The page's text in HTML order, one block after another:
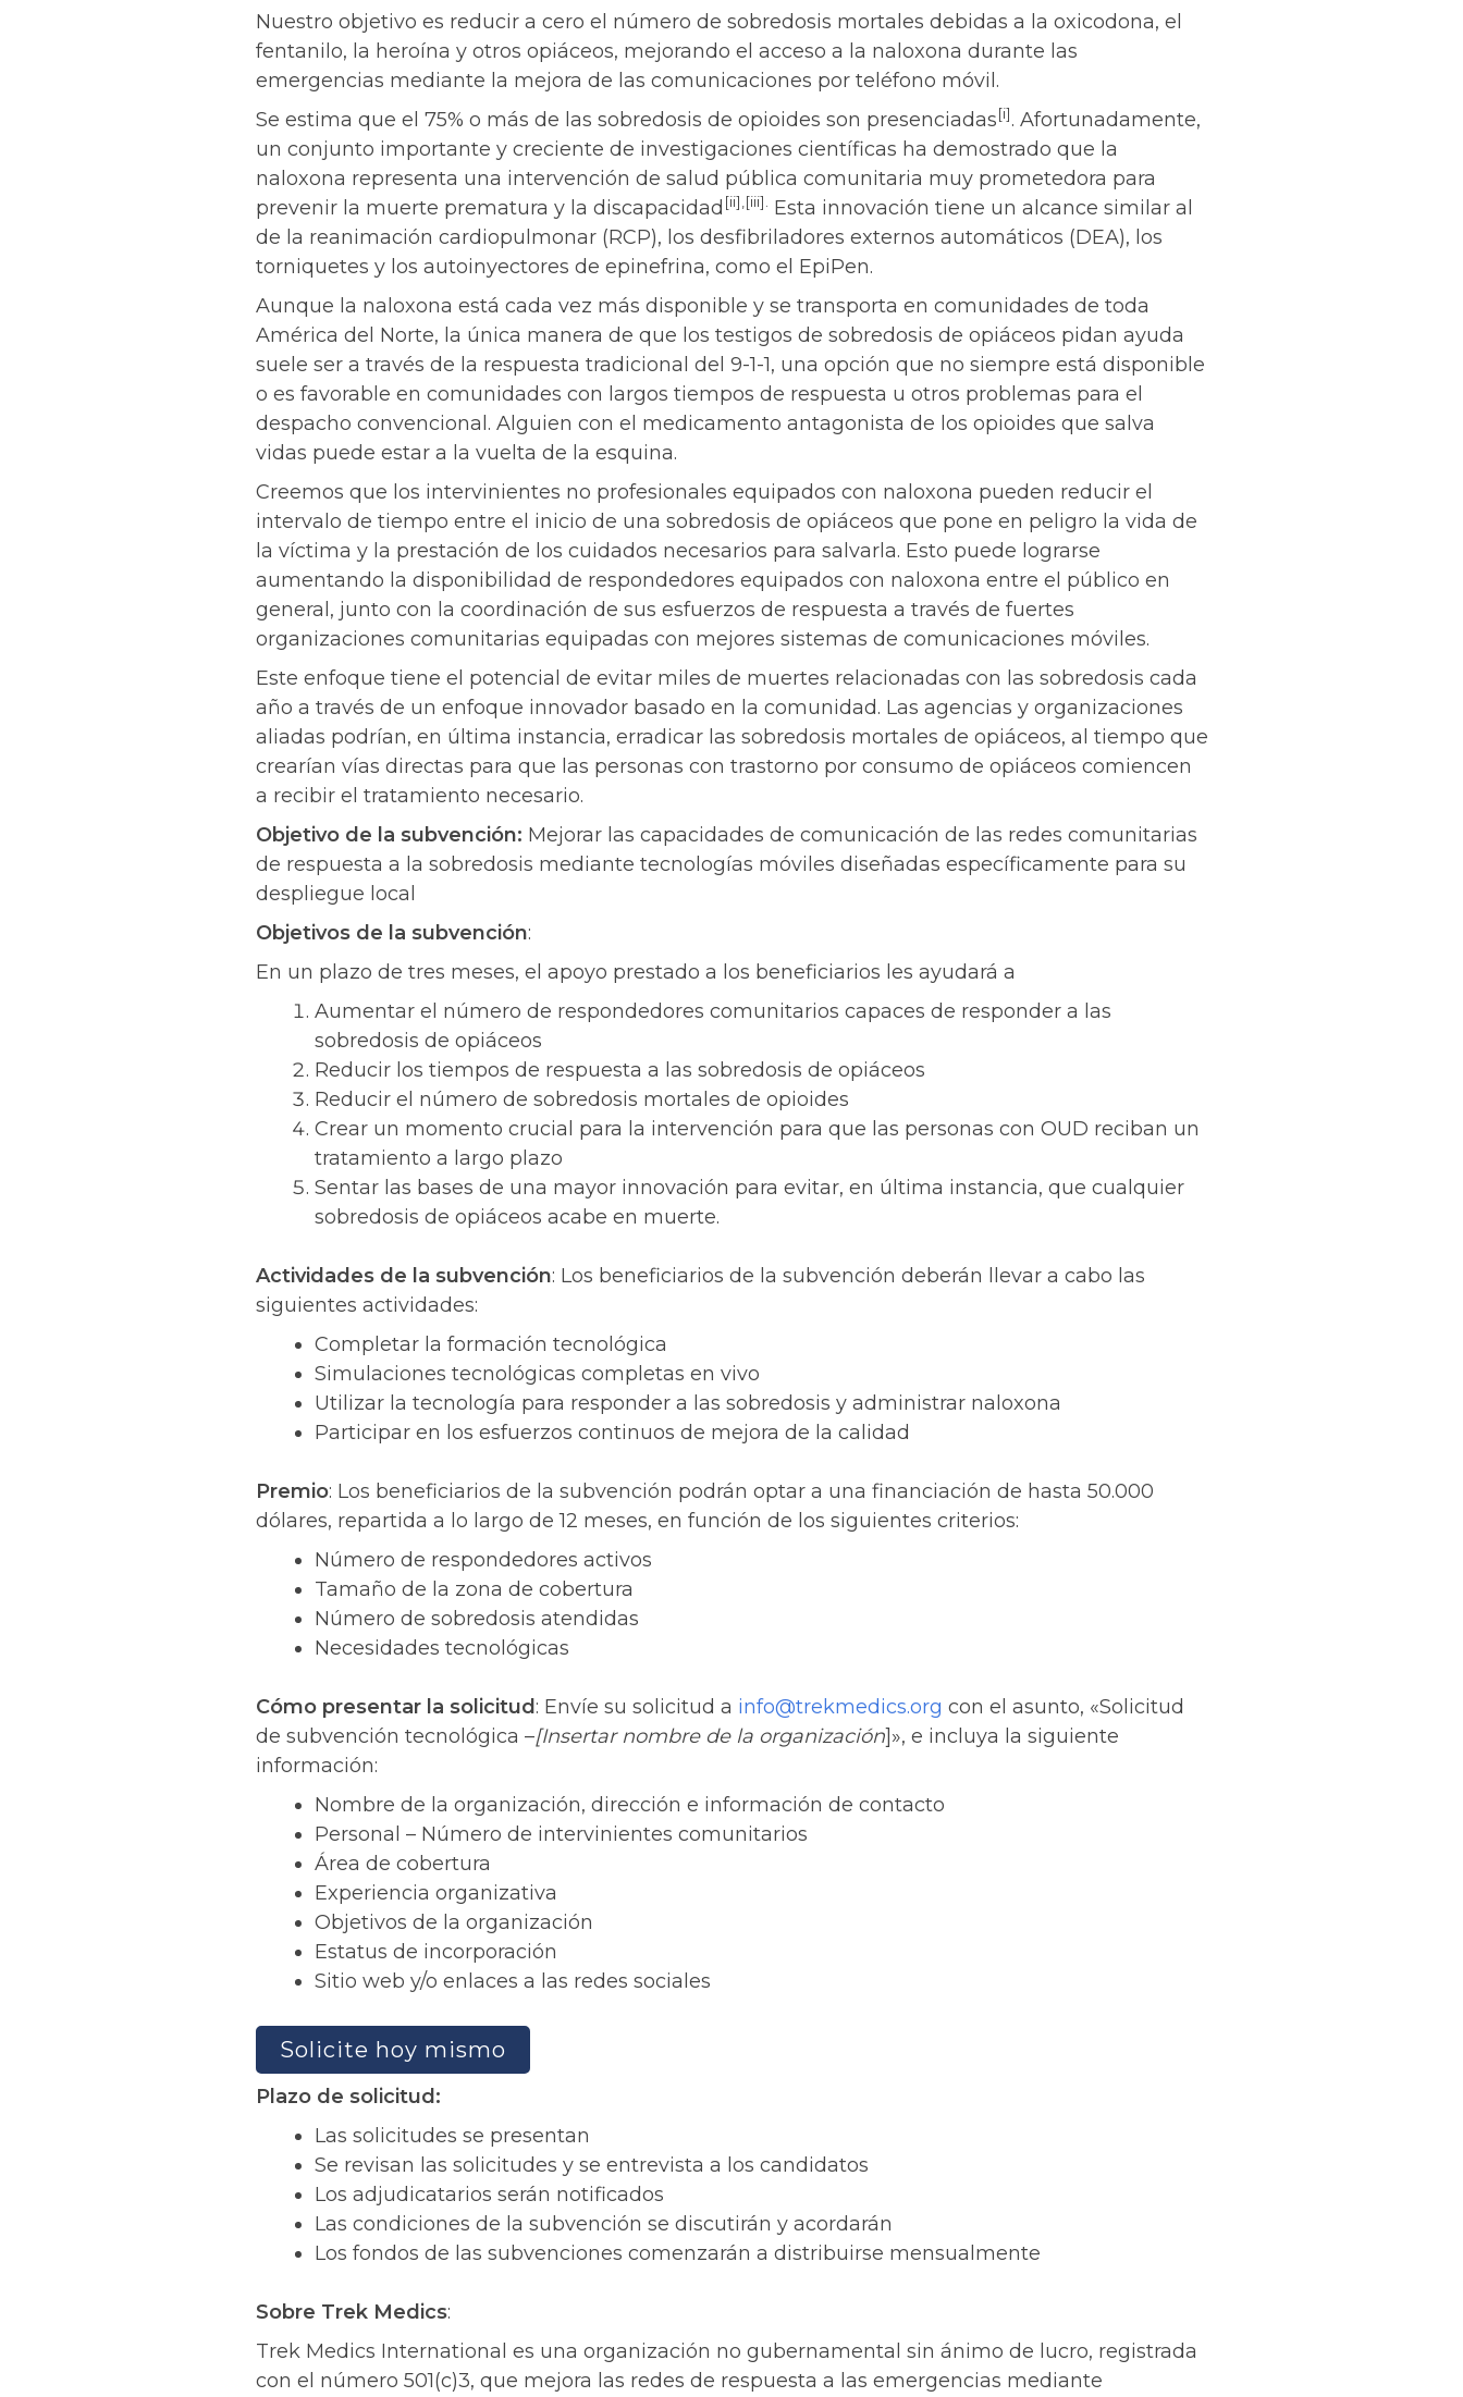
Nuestro objetivo es reducir a cero el número de sobredosis mortales debidas a la oxicodona, el
fentanilo, la heroína y otros opiáceos, mejorando el acceso a la naloxona durante las
emergencias mediante la mejora de las comunicaciones por teléfono móvil.
Se estima que el 75% o más de las sobredosis de opioides son presenciadas[i]. Afortunadamente,
un conjunto importante y creciente de investigaciones científicas ha demostrado que la
naloxona representa una intervención de salud pública comunitaria muy prometedora para
prevenir la muerte prematura y la discapacidad [ii],[iii]. Esta innovación tiene un alcance similar al
de la reanimación cardiopulmonar (RCP), los desfibriladores externos automáticos (DEA), los
torniquetes y los autoinyectores de epinefrina, como el EpiPen.
Aunque la naloxona está cada vez más disponible y se transporta en comunidades de toda
América del Norte, la única manera de que los testigos de sobredosis de opiáceos pidan ayuda
suele ser a través de la respuesta tradicional del 9-1-1, una opción que no siempre está disponible
o es favorable en comunidades con largos tiempos de respuesta u otros problemas para el
despacho convencional. Alguien con el medicamento antagonista de los opioides que salva
vidas puede estar a la vuelta de la esquina.
Creemos que los intervinientes no profesionales equipados con naloxona pueden reducir el
intervalo de tiempo entre el inicio de una sobredosis de opiáceos que pone en peligro la vida de
la víctima y la prestación de los cuidados necesarios para salvarla. Esto puede lograrse
aumentando la disponibilidad de respondedores equipados con naloxona entre el público en
general, junto con la coordinación de sus esfuerzos de respuesta a través de fuertes
organizaciones comunitarias equipadas con mejores sistemas de comunicaciones móviles.
Este enfoque tiene el potencial de evitar miles de muertes relacionadas con las sobredosis cada
año a través de un enfoque innovador basado en la comunidad. Las agencias y organizaciones
aliadas podrían, en última instancia, erradicar las sobredosis mortales de opiáceos, al tiempo que
crearían vías directas para que las personas con trastorno por consumo de opiáceos comiencen
a recibir el tratamiento necesario.
Objetivo de la subvención: Mejorar las capacidades de comunicación de las redes comunitarias
de respuesta a la sobredosis mediante tecnologías móviles diseñadas específicamente para su
despliegue local
Objetivos de la subvención:
En un plazo de tres meses, el apoyo prestado a los beneficiarios les ayudará a
Aumentar el número de respondedores comunitarios capaces de responder a las
sobredosis de opiáceos
Reducir los tiempos de respuesta a las sobredosis de opiáceos
Reducir el número de sobredosis mortales de opioides
Crear un momento crucial para la intervención para que las personas con OUD reciban un
tratamiento a largo plazo
Sentar las bases de una mayor innovación para evitar, en última instancia, que cualquier
sobredosis de opiáceos acabe en muerte.
Actividades de la subvención: Los beneficiarios de la subvención deberán llevar a cabo las
siguientes actividades:
Completar la formación tecnológica
Simulaciones tecnológicas completas en vivo
Utilizar la tecnología para responder a las sobredosis y administrar naloxona
Participar en los esfuerzos continuos de mejora de la calidad
Premio: Los beneficiarios de la subvención podrán optar a una financiación de hasta 50.000
dólares, repartida a lo largo de 12 meses, en función de los siguientes criterios:
Número de respondedores activos
Tamaño de la zona de cobertura
Número de sobredosis atendidas
Necesidades tecnológicas
Cómo presentar la solicitud : Envíe su solicitud a info@trekmedics.org con el asunto, «Solicitud
de subvención tecnológica –[Insertar nombre de la organización]», e incluya la siguiente
información:
Nombre de la organización, dirección e información de contacto
Personal – Número de intervinientes comunitarios
Área de cobertura
Experiencia organizativa
Objetivos de la organización
Estatus de incorporación
Sitio web y/o enlaces a las redes sociales
Solicite hoy mismo
Plazo de solicitud:
Las solicitudes se presentan
Se revisan las solicitudes y se entrevista a los candidatos
Los adjudicatarios serán notificados
Las condiciones de la subvención se discutirán y acordarán
Los fondos de las subvenciones comenzarán a distribuirse mensualmente
Sobre Trek Medics:
Trek Medics International es una organización no gubernamental sin ánimo de lucro, registrada
con el número 501(c)3, que mejora las redes de respuesta a las emergencias mediante